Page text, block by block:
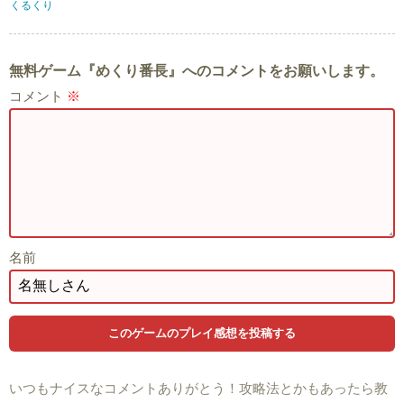
くるくり
無料ゲーム『めくり番長』へのコメントをお願いします。
コメント ※
名前
いつもナイスなコメントありがとう！攻略法とかもあったら教